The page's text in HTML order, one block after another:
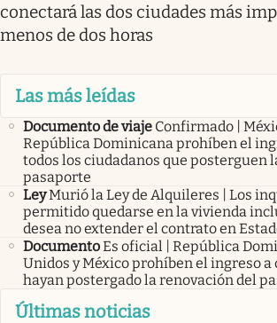
conectará las dos ciudades más
menos de dos horas
Las más leídas
Documento de viaje Confirmado |
República Dominicana prohíben el
todos los ciudadanos que posterguen
pasaporte
LeyMurió la Ley de Alquileres | Los
permitido quedarse en la vivienda
desea no extender el contrato en
DocumentoEs oficial | República
Unidos y México prohíben el ingreso a
hayan postergado la renovación del
Últimas noticias